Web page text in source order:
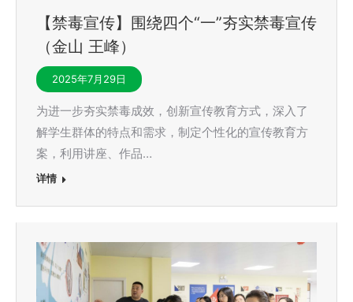
【禁毒宣传】围绕四个“一”夯实禁毒宣传
（金山 王峰）
2025年7月29日
为进一步夯实禁毒成效，创新宣传教育方式，深入了
解学生群体的特点和需求，制定个性化的宣传教育方
案，利用讲座、作品…
详情